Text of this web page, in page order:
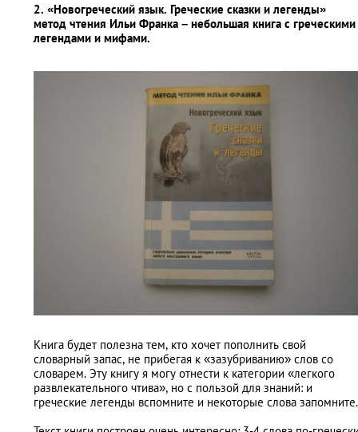
2. «Новогреческий язык. Греческие сказки и легенды»
метод чтения Ильи Франка – небольшая книга с греческими
легендами и мифами.
Книга будет полезна тем, кто хочет пополнить свой
словарный запас, не прибегая к «зазубриванию» слов со
словарем. Эту книгу я могу отнести к категории «легкого
развлекательного чтива», но с пользой для знаний: и
греческие легенды вспомните и некоторые слова запомните.